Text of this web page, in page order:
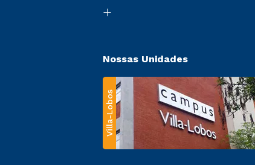
Nossas Unidades
Villa-Lobos